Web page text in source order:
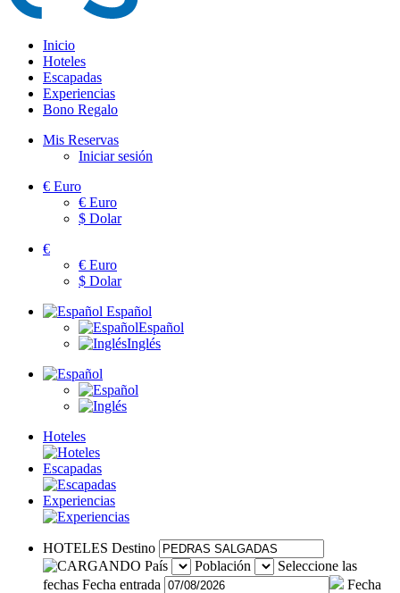
Inicio
Hoteles
Escapadas
Experiencias
Bono Regalo
Mis Reservas
Iniciar sesión
€ Euro
€ Euro
$ Dolar
€
€ Euro
$ Dolar
Español
Español
Inglés
Hoteles
Escapadas
Experiencias
HOTELES Destino
País
Población
Seleccione las
fechas Fecha entrada
Fecha